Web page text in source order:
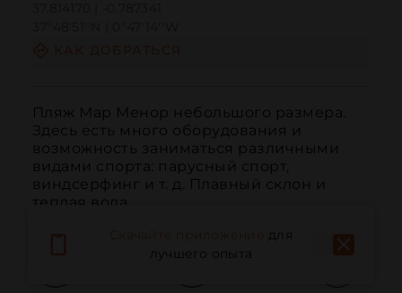
Пляж Мар Менор небольшого размера.
Здесь есть много оборудования и
возможность заниматься различными
видами спорта: парусный спорт,
виндсерфинг и т. д. Плавный склон и
теплая вода.
для
лучшего опыта